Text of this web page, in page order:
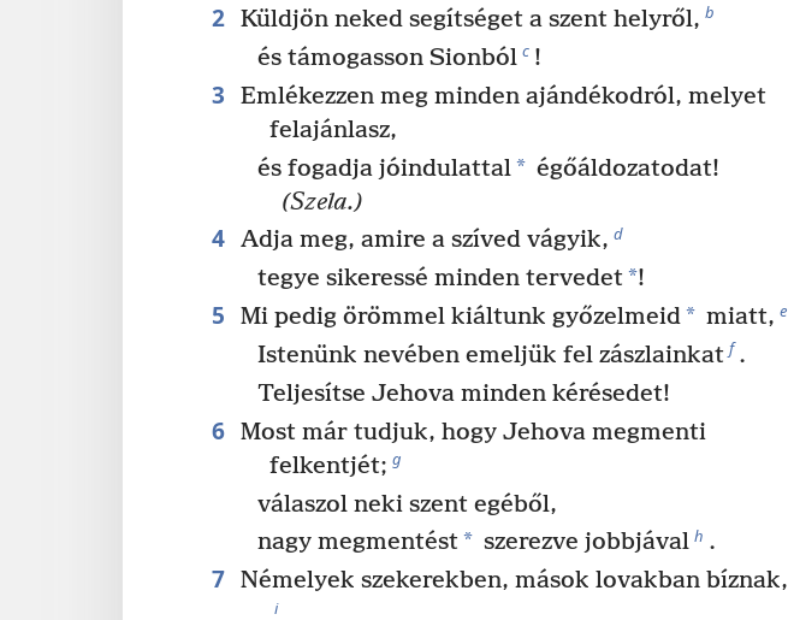
2 Küldjön neked segítséget a szent helyről, b
és támogasson Sionból c !
3
Emlékezzen meg minden ajándékodról, melyet
felajánlasz,
és fogadja jóindulattal* égőáldozatodat!
(Szela.)
4 Adja meg, amire a szíved vágyik, d
tegye sikeressé minden tervedet*!
5 Mi pedig örömmel kiáltunk győzelmeid* miatt, e
Istenünk nevében emeljük fel zászlainkat f .
Teljesítse Jehova minden kérésedet!
6 Most már tudjuk, hogy Jehova megmenti
felkentjét; g
válaszol neki szent egéből,
nagy megmentést* szerezve jobbjával h .
7 Némelyek szekerekben, mások lovakban bíznak,
i